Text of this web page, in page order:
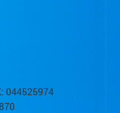
044525974